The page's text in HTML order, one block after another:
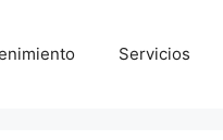
Servicios